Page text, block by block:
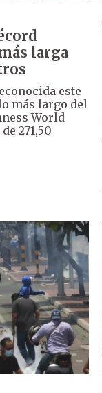
larga
este
más largo del
World
271,50